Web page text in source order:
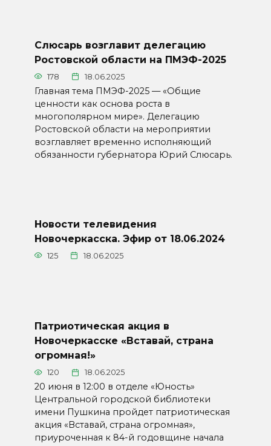
Слюсарь возглавит делегацию
Ростовской области на ПМЭФ-2025
178 18.06.2025
Главная тема ПМЭФ-2025 — «Общие
ценности как основа роста в
многополярном мире». Делегацию
Ростовской области на мероприятии
возглавляет временно исполняющий
обязанности губернатора Юрий Слюсарь.
Новости телевидения
Новочеркасска. Эфир от 18.06.2024
125 18.06.2025
Патриотическая акция в
Новочеркасске «Вставай, страна
огромная!»
120 18.06.2025
20 июня в 12:00 в отделе «Юность»
Центральной городской библиотеки
имени Пушкина пройдет патриотическая
акция «Вставай, страна огромная»,
приуроченная к 84-й годовщине начала